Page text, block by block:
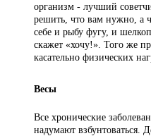
организм - лучший
решить, что вам нужно, а
себе и рыбу фугу, и
скажет «хочу!». Того же
касательно физических
Весы
Все хронические
надумают взбунтоваться.